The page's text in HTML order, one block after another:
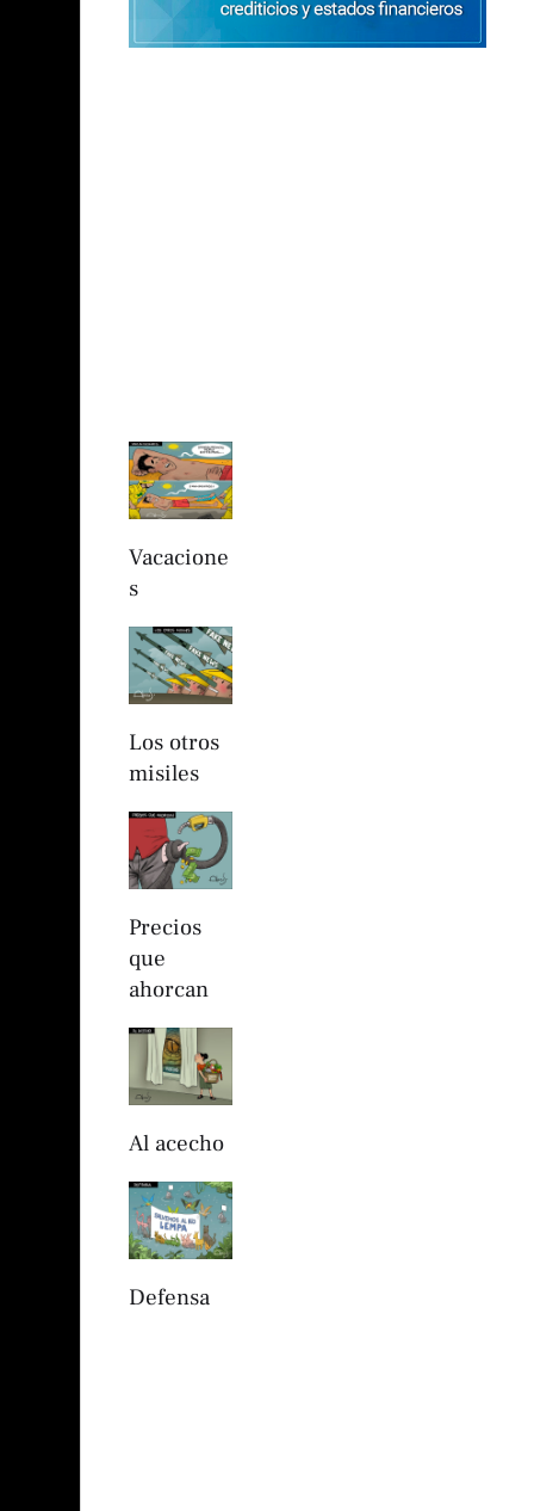
Vacacione
s
Los otros
misiles
Precios
que
ahorcan
Al acecho
Defensa